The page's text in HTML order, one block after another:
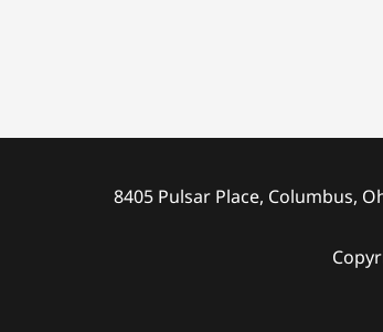
8405 Pulsar Place, Columbus,